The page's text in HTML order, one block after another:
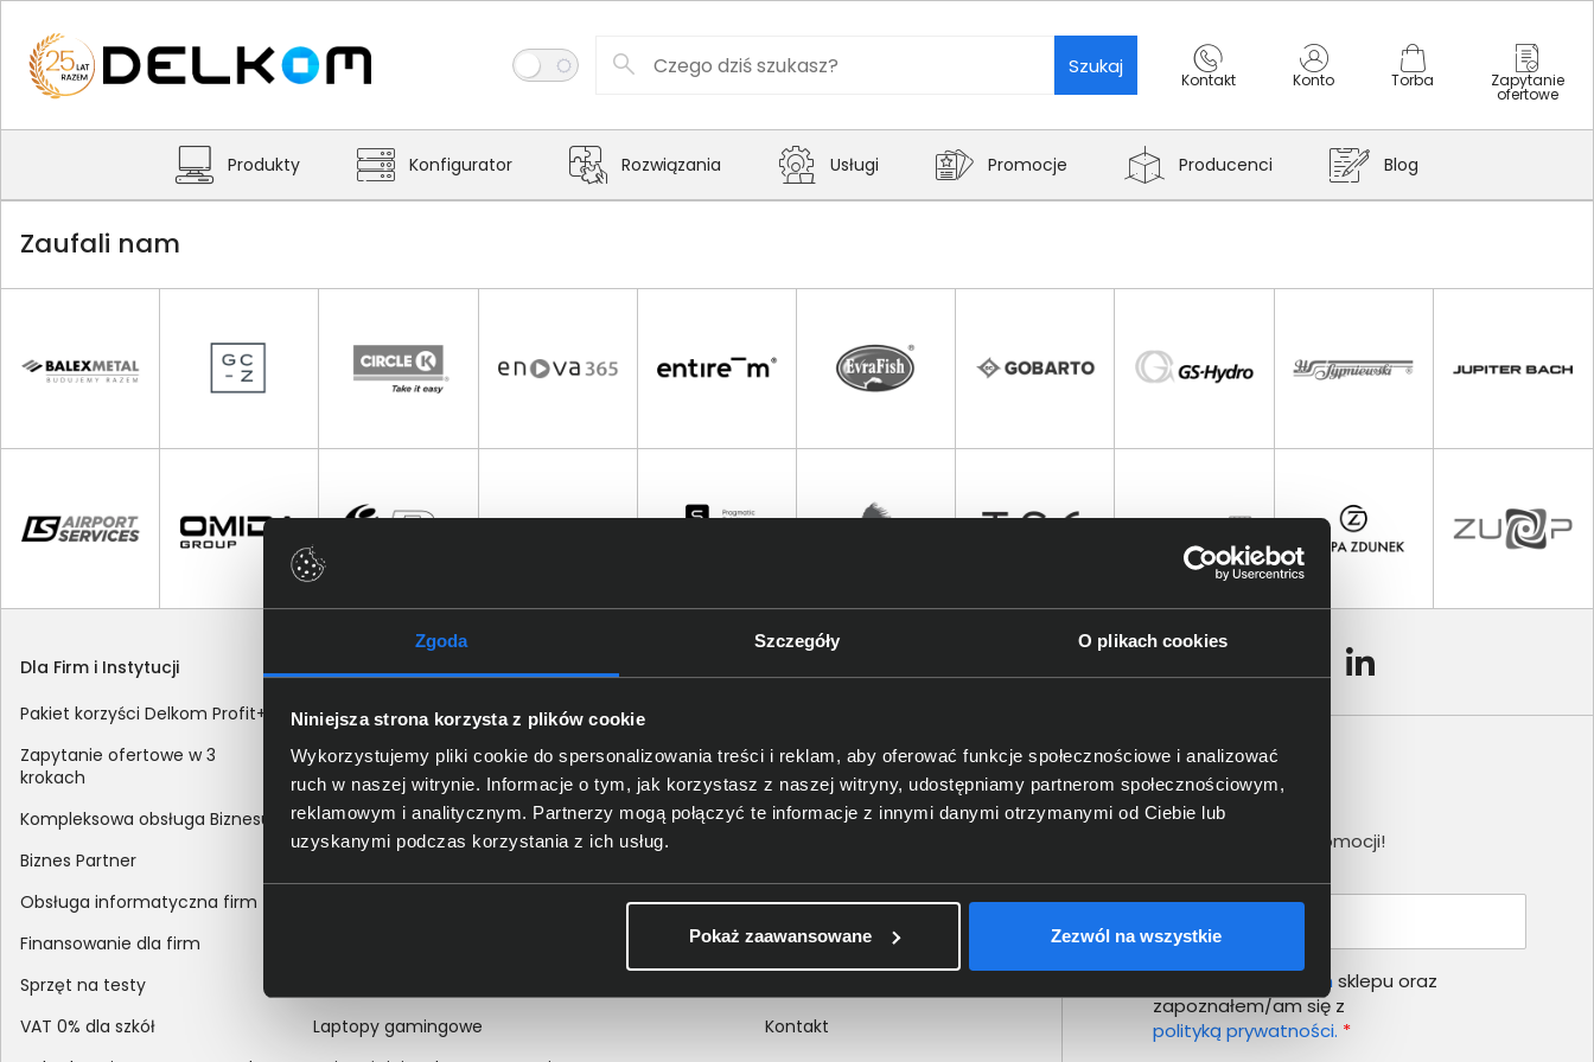
Zgoda Szczegóły O plikach cookies
Niniejsza strona korzysta z plików cookie
Wykorzystujemy pliki cookie do spersonalizowania treści i reklam, aby oferować funkcje społecznościowe i analizować
ruch w naszej witrynie. Informacje o tym, jak korzystasz z naszej witryny, udostępniamy partnerom społecznościowym,
reklamowym i analitycznym. Partnerzy mogą połączyć te informacje z innymi danymi otrzymanymi od Ciebie lub
uzyskanymi podczas korzystania z ich usług.
Pokaż zaawansowane Zezwól na wszystkie
Szukaj
Kontakt Konto Torba Zapytanie
ofertowe
Produkty Konfigurator Rozwiązania Usługi Promocje Producenci Blog
Zaufali nam
Dla Firm i Instytucji
Pakiet korzyści Delkom Profit+
Zapytanie ofertowe w 3
krokach
Kompleksowa obsługa Biznesu
Biznes Partner
Obsługa informatyczna firm
Finansowanie dla firm
Sprzęt na testy
VAT 0% dla szkół
Zakupy
Sposoby dostawy
Metody płatności
Zakup z dofinansowaniem
Odroczony termin płatności
Korekta danych nabywcy na dokumencie
Laptopy gamingowe
Certyfikaty i autoryzacje
Nagrody i wyróżnienia
Polityka prywatności
wewnętrznych
Kontakt
Newsletter
Nie przegap żadnej promocji!
regulamin sklepu oraz
zapoznałem/am się z
polityką prywatności. *